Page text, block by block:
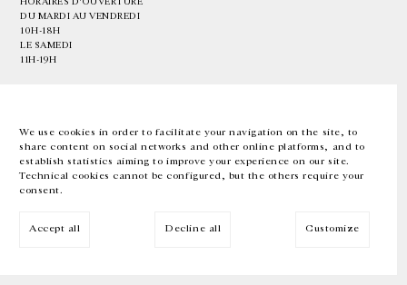
We use cookies in order to facilitate your navigation on the site, to
share content on social networks and other online platforms, and to
establish statistics aiming to improve your experience on our site.
Technical cookies cannot be configured, but the others require your
consent.
Accept all Decline all Customize
DU MARDI AU VENDREDI
10H-18H
LE SAMEDI
11H-19H
EN FR 中文 Facebook Instagram
Inscrivez-vous à notre newsletter